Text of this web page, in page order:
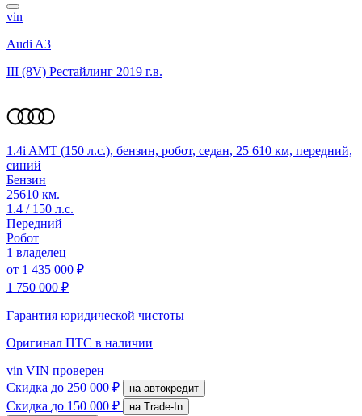
vin
Audi A3
III (8V) Рестайлинг 2019 г.в.
1.4i AMT (150 л.с.), бензин, робот, седан, 25 610 км, передний,
синий
Бензин
25610 км.
1.4 / 150 л.с.
Передний
Робот
1 владелец
от 1 435 000 ₽
1 750 000 ₽
Гарантия юридической чистоты
Оригинал ПТС в наличии
vin VIN проверен
Скидка до 250 000 ₽ на автокредит
Скидка до 150 000 ₽ на Trade-In